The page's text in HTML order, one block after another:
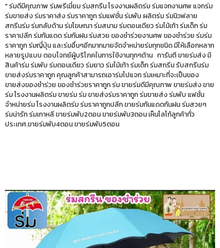
" ร่มดีมีคุณภาพ ร่มพรีเมี่ยม ร่มสกรีน โรงงานผลิตร่ม ร่มแจกงานศพ แจกร่ม
ร่มขายส่ง ร่มราคาส่ง ร่มราคาถูก ร่มแฟชั่น ร่มพับ ผลิตร่ม ร่มนิวฟลาย
สกรีนร่ม ร่มกลับด้าน ร่มโฆษณา ร่มสนาม ร่มตอนเดียว ร่มไม้เท้า ร่มเด็ก ร่ม
ราคาปลีก ร่มกันแดด ร่มกันฝน ร่มสวย ของชำร่วยงานศพ ของชำร่วย ร่มร่ม
ราคาถูก ร่มญี่ปุ่น และร่มอื่นๆอีกมากมายจัดจำหน่ายร่มทุกชนิด มีให้เลือกหลาก
หลายรูปแบบ ตอบโจทย์ผู้บริโภคในการใช้งานทุกๆด้าน การันตี ขายร่มส่ง มี
สินค้าร่ม ร่มพับ ร่มตอนเดียว ร่มยาว ร่มไม้เท้า ร่มเด็ก ร่มสกรีน รับสกรีนร่ม
ขายส่งร่มราคาถูก คุณลูกค้าสามารถเอาร่มไปแจก ร่มเหมาะที่จะเป็นของ
ขายส่งของชำร่วย ของชำร่วยราคาถูก ร่ม ขายร่มดีมีคุณภาพ ขายร่มส่ง ขาย
ร่ม โรงงานผลิตร่ม ขายร่ม ร่ม ขายส่งร่มราคาถูก ร่มขายส่ง ร่มพับ แฟชั่น
จำหน่ายร่ม โรงงานผลิตร่ม ร่มราคาถูกปลีก ขายร่มกันแดดกันฝน ร่มสวยๆ
ร่มน่ารัก ร่มเกาหลี ขายร่มพับ2ตอน ขายร่มพับ3ตอน เห็นโลโก้ลูกค้าทั่ว
ประเทศ.ขายร่มพับ4ตอน ขายร่มพับ5ตอน